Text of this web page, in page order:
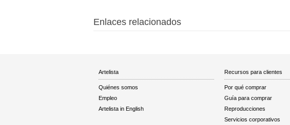
Enlaces relacionados
Artelista
Quiénes somos
Empleo
Artelista in English
Recursos para clientes
Por qué comprar
Guía para comprar
Reproducciones
Servicios corporativos